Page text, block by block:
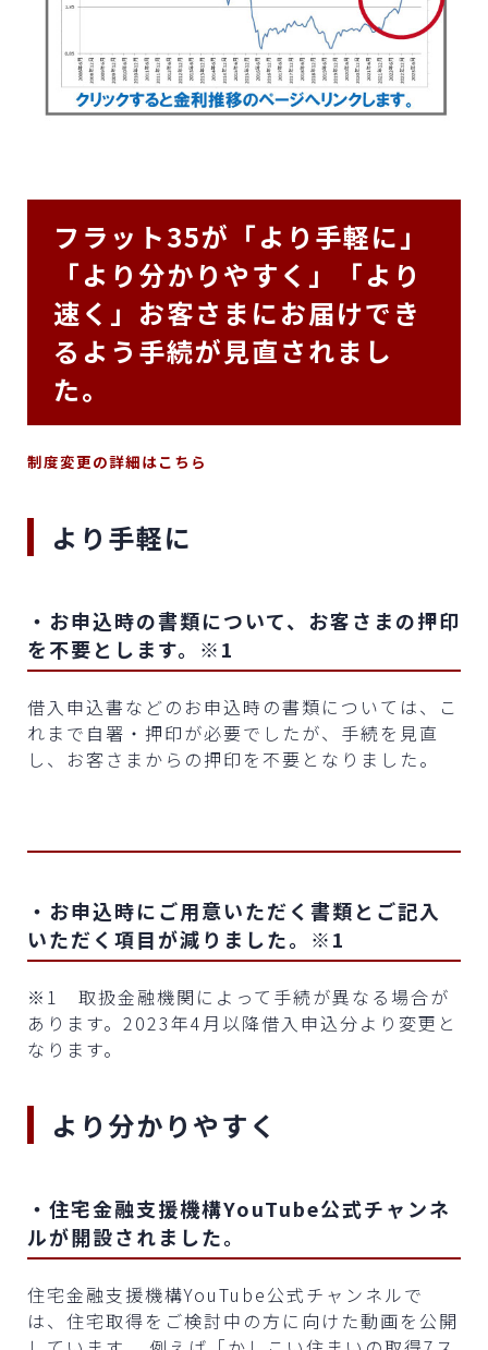
フラット35が「より手軽に」
「より分かりやすく」「より
速く」お客さまにお届けでき
るよう手続が見直されまし
た。
制度変更の詳細はこちら
より手軽に
・お申込時の書類について、お客さまの押印
を不要とします。※1
借入申込書などのお申込時の書類については、こ
れまで自署・押印が必要でしたが、手続を見直
し、お客さまからの押印を不要となりました。
・お申込時にご用意いただく書類とご記入
いただく項目が減りました。※1
※1 取扱金融機関によって手続が異なる場合が
あります。2023年4月以降借入申込分より変更と
なります。
より分かりやすく
・住宅金融支援機構YouTube公式チャンネ
ルが開設されました。
住宅金融支援機構YouTube公式チャンネルで
は、住宅取得をご検討中の方に向けた動画を公開